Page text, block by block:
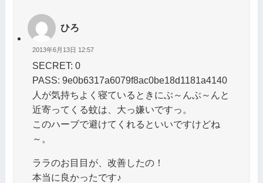
ひろ
2013年6月13日 12:57
SECRET: 0
PASS: 9e0b6317a6079f8ac0be18d1181a4140
人が気持ちよく寝ているときにぶ～んぶ～んと
近寄ってくる蚊は、大っ嫌いですっ。
このハーブで避けてくれるといいですけどね
～。
ララのお目目が、改善したの！
本当に良かったです♪